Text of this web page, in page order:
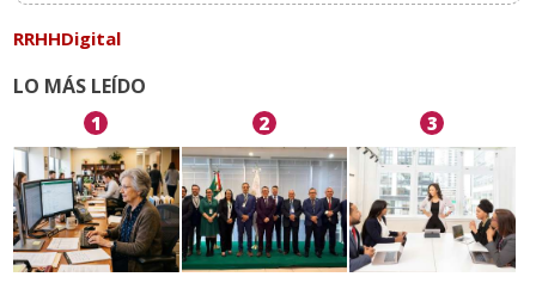
RRHHDigital
LO MÁS LEÍDO
1 2 3